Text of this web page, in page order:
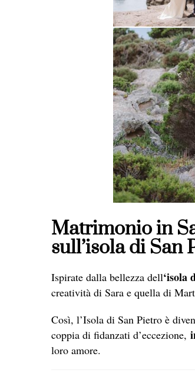
Matrimonio in
sull’isola di San
Ispirate dalla bellezza dell‘isola
creatività di Sara e quella di
Così, l’Isola di San Pietro è
coppia di fidanzati d’eccezione,
loro amore.